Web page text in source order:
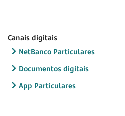
Canais digitais
NetBanco Particulares
Documentos digitais
App Particulares